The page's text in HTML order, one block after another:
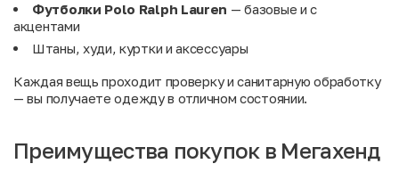
Футболки Polo Ralph Lauren — базовые и с
акцентами
Штаны, худи, куртки и аксессуары
Каждая вещь проходит проверку и санитарную обработку
— вы получаете одежду в отличном состоянии.
Преимущества покупок в Мегахенд